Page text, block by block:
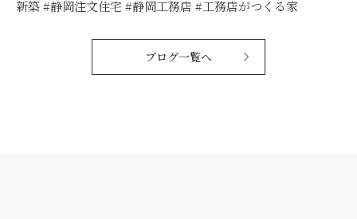
新築 #静岡注文住宅 #静岡工務店 #工務店がつくる家
ブログ一覧へ